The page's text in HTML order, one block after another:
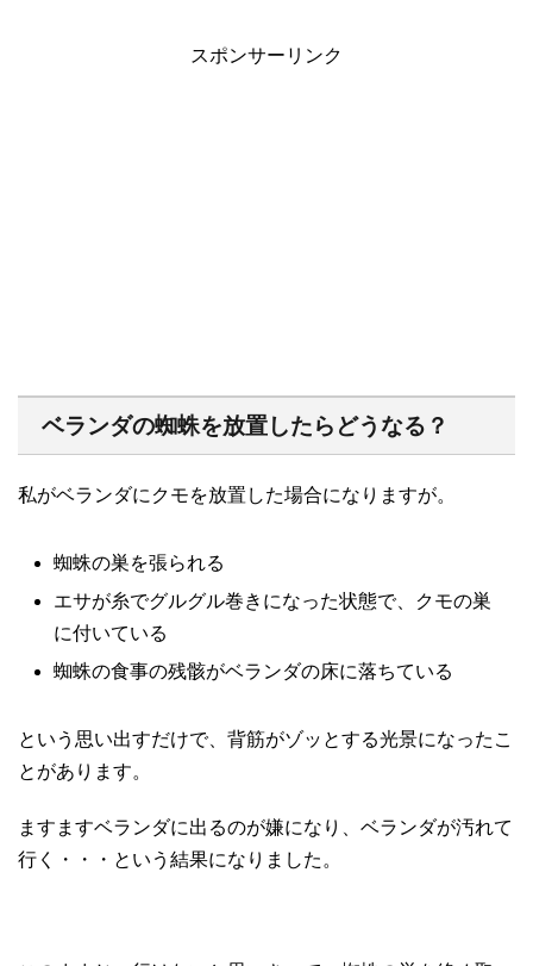
スポンサーリンク
ベランダの蜘蛛を放置したらどうなる？
私がベランダにクモを放置した場合になりますが。
蜘蛛の巣を張られる
エサが糸でグルグル巻きになった状態で、クモの巣
に付いている
蜘蛛の食事の残骸がベランダの床に落ちている
という思い出すだけで、背筋がゾッとする光景になったこ
とがあります。
ますますベランダに出るのが嫌になり、ベランダが汚れて
行く・・・という結果になりました。